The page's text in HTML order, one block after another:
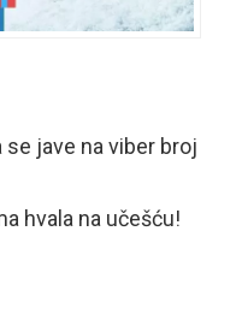
jave na viber broj
hvala na učešću!